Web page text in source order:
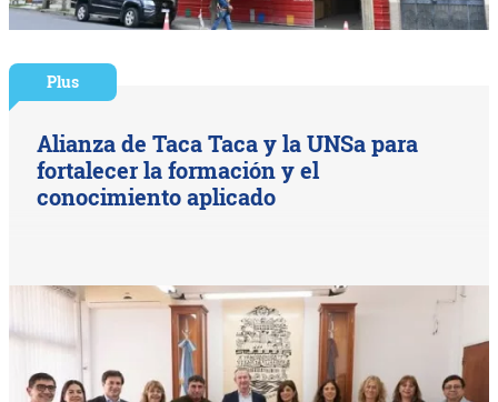
Plus
Alianza de Taca Taca y la UNSa para
fortalecer la formación y el
conocimiento aplicado